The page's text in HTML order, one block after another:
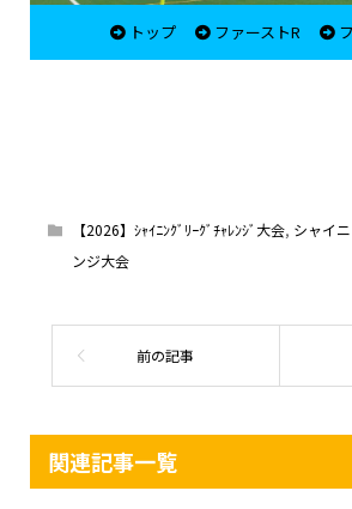
トップ ファーストR
【2026】ｼｬｲﾆﾝｸﾞﾘｰｸﾞﾁｬﾚﾝｼﾞ大会, シャイ
ンジ大会
関連記事一覧